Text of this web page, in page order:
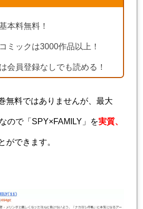
本料無料！
ミックは3000作品以上！
会員登録なしでも読める！
無料ではありませんが、最大
ので「SPY×FAMILY」を実質、
ができます。